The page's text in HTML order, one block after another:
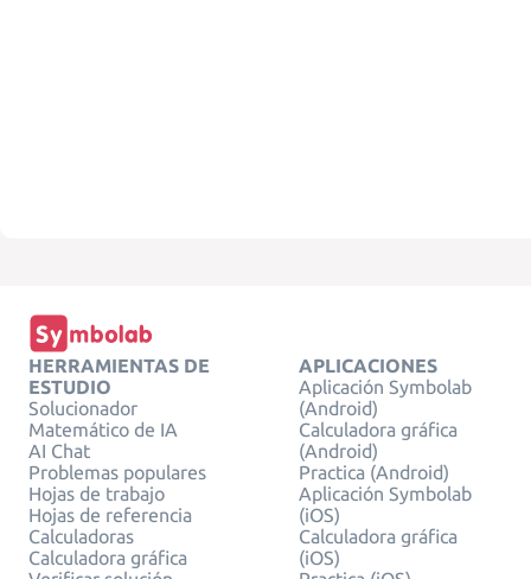
HERRAMIENTAS DE
ESTUDIO
Solucionador
Matemático de IA
AI Chat
Problemas populares
Hojas de trabajo
Hojas de referencia
Calculadoras
Calculadora gráfica
APLICACIONES
Aplicación Symbolab
(Android)
Calculadora gráfica
(Android)
Practica (Android)
Aplicación Symbolab
(iOS)
Calculadora gráfica
(iOS)